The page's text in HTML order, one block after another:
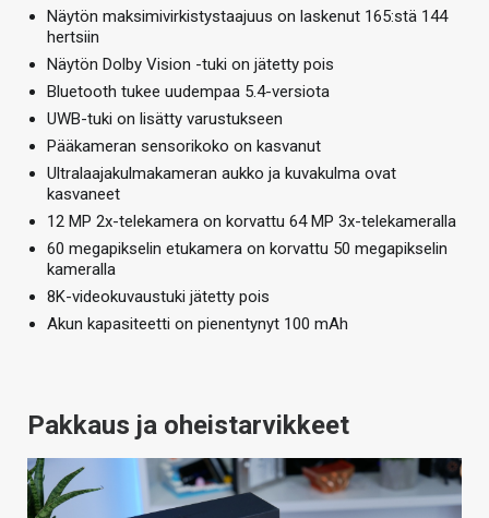
Näytön maksimivirkistystaajuus on laskenut 165:stä 144
hertsiin
Näytön Dolby Vision -tuki on jätetty pois
Bluetooth tukee uudempaa 5.4-versiota
UWB-tuki on lisätty varustukseen
Pääkameran sensorikoko on kasvanut
Ultralaajakulmakameran aukko ja kuvakulma ovat
kasvaneet
12 MP 2x-telekamera on korvattu 64 MP 3x-telekameralla
60 megapikselin etukamera on korvattu 50 megapikselin
kameralla
8K-videokuvaustuki jätetty pois
Akun kapasiteetti on pienentynyt 100 mAh
Pakkaus ja oheistarvikkeet